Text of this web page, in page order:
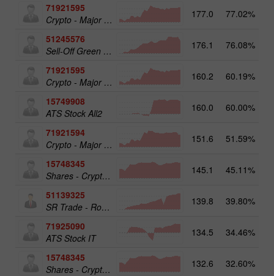
71921595
Crypto - Major crypto 50
177.0 77.02%
51245576
Sell-Off Green Energy 25
176.1 76.08%
71921595
Crypto - Major crypto 50
160.2 60.19%
15749908
ATS Stock All2
160.0 60.00%
71921594
Crypto - Major crypto 25
151.6 51.59%
15748345
Shares - Crypto 50
145.1 45.11%
51139325
SR Trade - RoboTRADE24
139.8 39.80%
71925090
ATS Stock IT
134.5 34.46%
15748345
Shares - Crypto 50
132.6 32.60%